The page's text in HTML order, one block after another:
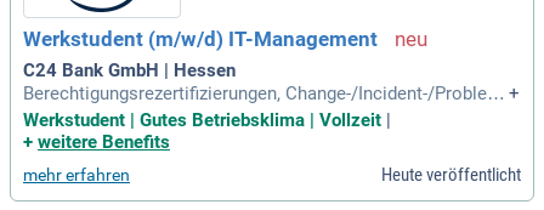
Werkstudent (m/w/d) IT-Management
C24 Bank GmbH | Hessen
Berechtigungsrezertifizierungen, Change-/Incident-/Problem-
Management); Du unterstützt Prüfungen durch die Interne Re
vision und Abschlussprüfer; Du verfolgst Maßnahmen aus in
nd Berichte, aus denen
+
Werkstudent | Gutes Betriebsklima | Vollzeit |
+ weitere Benefits
mehr erfahren Heute veröffentlicht